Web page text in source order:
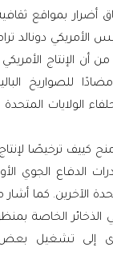
أضرار بمواقع
الأمريكي دونالد
أن الإنتاج الأمريكي
مضادًا للصواريخ
الولايات
كييف ترخيصًا
الدفاع الجوي
الآخرين. كما
الخاصة
إلى تشغيل